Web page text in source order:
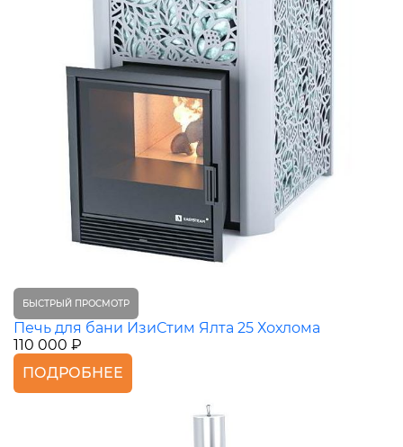
БЫСТРЫЙ ПРОСМОТР
Печь для бани ИзиСтим Ялта 25 Хохлома
110 000 ₽
ПОДРОБНЕЕ